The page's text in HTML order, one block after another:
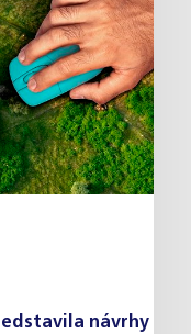
návrhy